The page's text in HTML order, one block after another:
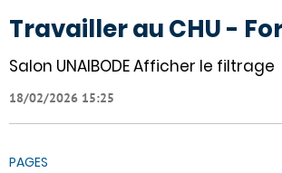
Travailler au CHU -
Salon UNAIBODE Afficher le filtrage
18/02/2026 15:25
PAGES